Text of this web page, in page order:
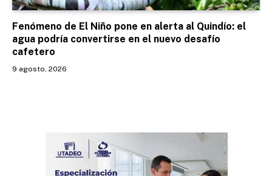
Fenómeno de El Niño pone en alerta al Quindío: el
agua podría convertirse en el nuevo desafío
cafetero
9 agosto, 2026